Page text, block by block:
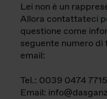
Lei non è un
Allora contattateci
questione come
seguente numero
email:
Tel.: 0039 0474
Email: